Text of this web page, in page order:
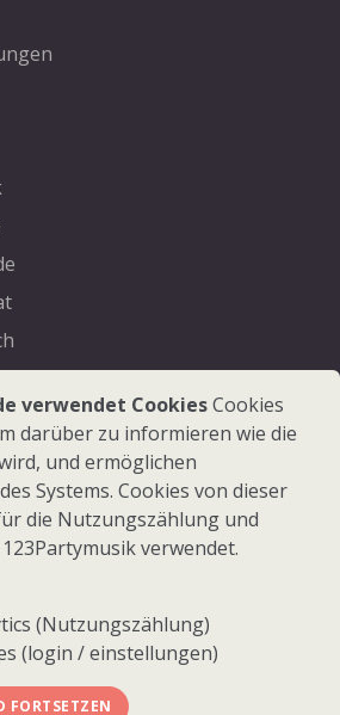
- Alle Rechte vorbehalten
verwendet CookiesCookies
darüber zu informieren wie die
und ermöglichen
Systems. Cookies von dieser
die Nutzungszählung und
verwendet.
(Nutzungszählung)
(login / einstellungen)
FORTSETZEN